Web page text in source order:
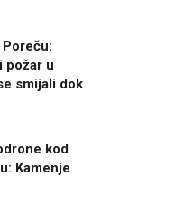
Poreču:
požar u
smijali dok
kod
Kamenje